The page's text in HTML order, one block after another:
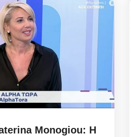
Monogiou: Η
στην Μύκονο,
/ Στην Μύκονο, συνελήφθη
που υπηρετεί στη Γενική...